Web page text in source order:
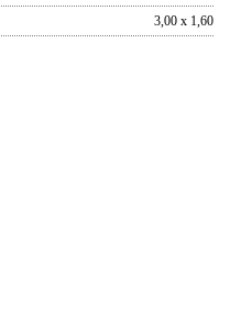
3,00 x 1,60